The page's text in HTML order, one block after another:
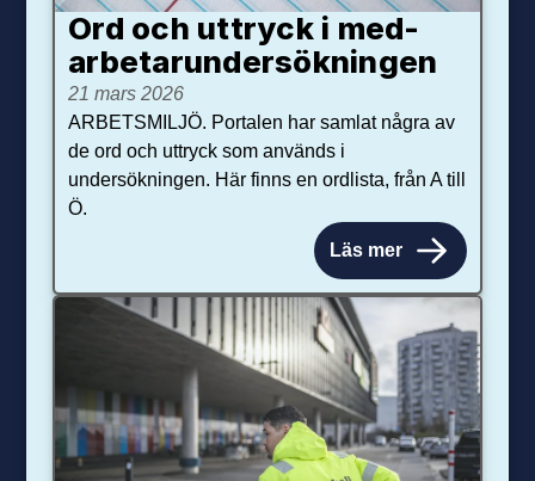
Ord och uttryck i med­­
arbetar­­under­sökningen
21 mars 2026
ARBETSMILJÖ. Portalen har samlat några av
de ord och uttryck som används i
undersökningen. Här finns en ordlista, från A till
Ö.
Läs mer